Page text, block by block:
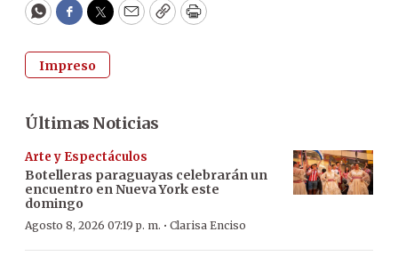
WhatsApp
Facebook
Twitter
EmailCopyPrint
Impreso
Últimas Noticias
Arte y Espectáculos
Botelleras paraguayas celebrarán un
encuentro en Nueva York este
domingo
Agosto 8, 2026 07:19 p. m. · Clarisa Enciso